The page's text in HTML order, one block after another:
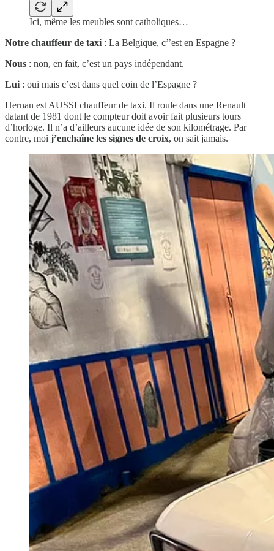
Ici, même les meubles sont catholiques…
Notre chauffeur de taxi : La Belgique, c’’est en Espagne ?
Nous : non, en fait, c’est un pays indépendant.
Lui : oui mais c’est dans quel coin de l’Espagne ?
Hernan est AUSSI chauffeur de taxi. Il roule dans une Renault
datant de 1981 dont le compteur doit avoir fait plusieurs tours
d’horloge. Il n’a d’ailleurs aucune idée de son kilométrage. Par
contre, moi j’enchaîne les signes de croix, on sait jamais.